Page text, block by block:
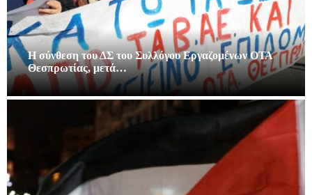
Η σύνθεση του ΔΣ του Συλλόγου Εργαζομένων ΟΤΑ
Θεσπρωτίας, μετά…